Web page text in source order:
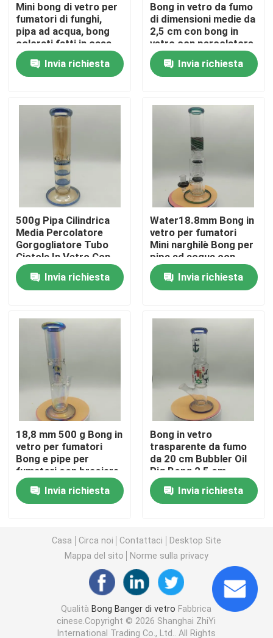
Casa
Prodotti
Fatory Tour
Controllo di qualità
Contattaci
notizie
Richiedere un preventivo
Bong Banger di vetro
Bong d'acqua in vetro
Bong in vetro siliconico
Chiodi del Banger del quarzo
Bong in vetro per fumare
Narghilè per pipa ad acqua
Tampone per unghie al quarzo
Banger di fumo del quarzo
Mini bong di vetro per
fumatori di funghi,
pipa ad acqua, bong
colorati fatti in casa
Invia richiesta
Bong in vetro da fumo
di dimensioni medie da
2,5 cm con bong in
vetro con percolatore
Invia richiesta
500g Pipa Cilindrica
Media Percolatore
Gorgogliatore Tubo
Ciotola In Vetro Con
Foro Carburatore
Invia richiesta
Water18.8mm Bong in
vetro per fumatori
Mini narghilè Bong per
pipa ad acqua con
accessorio per
spazzola per la pulizia
Invia richiesta
18,8 mm 500 g Bong in
vetro per fumatori
Bong e pipe per
fumatori con braciere
rimovibile
Invia richiesta
Bong in vetro
trasparente da fumo
da 20 cm Bubbler Oil
Rig Bong 2,5 cm
Invia richiesta
Casa Circa noi Contattaci
Desktop Site
Mappa del sito
Norme sulla privacy
Qualità Bong Banger di vetro Fabbrica
cinese.Copyright © 2026 Shanghai ZhiYi
International Trading Co., Ltd.. All Rights